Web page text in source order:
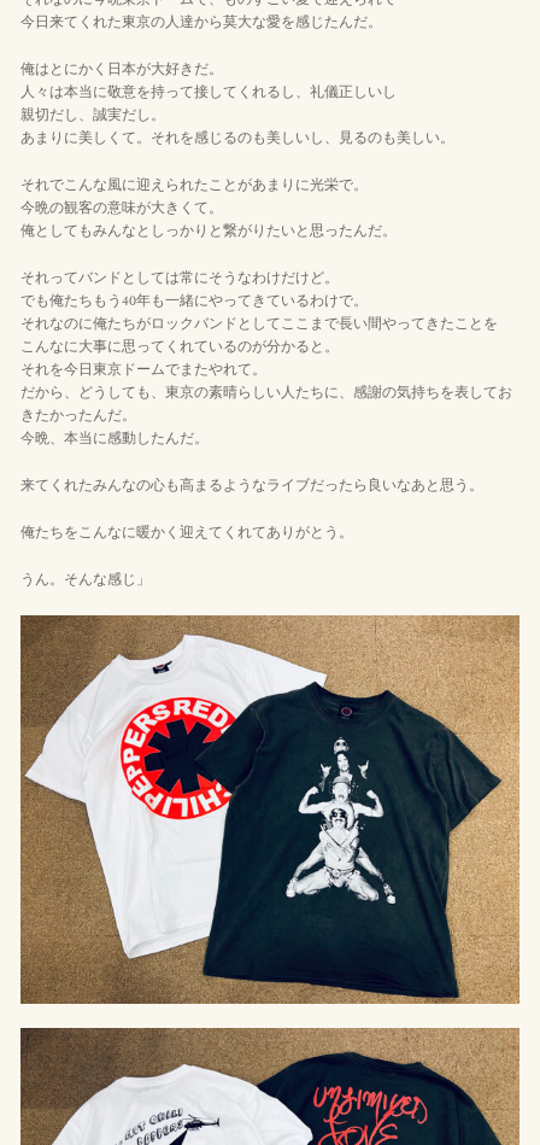
今日来てくれた東京の人達から莫大な愛を感じたんだ。
俺はとにかく日本が大好きだ。
人々は本当に敬意を持って接してくれるし、礼儀正しいし
親切だし、誠実だし。
あまりに美しくて。それを感じるのも美しいし、見るのも美しい。
それでこんな風に迎えられたことがあまりに光栄で。
今晩の観客の意味が大きくて。
俺としてもみんなとしっかりと繋がりたいと思ったんだ。
それってバンドとしては常にそうなわけだけど。
でも俺たちもう40年も一緒にやってきているわけで。
それなのに俺たちがロックバンドとしてここまで長い間やってきたことを
こんなに大事に思ってくれているのが分かると。
それを今日東京ドームでまたやれて。
だから、どうしても、東京の素晴らしい人たちに、感謝の気持ちを表してお
きたかったんだ。
今晩、本当に感動したんだ。
来てくれたみんなの心も高まるようなライブだったら良いなあと思う。
俺たちをこんなに暖かく迎えてくれてありがとう。
うん。そんな感じ」